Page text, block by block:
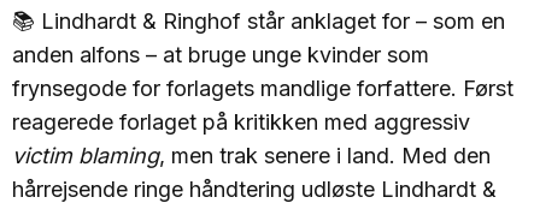
📚 Lindhardt & Ringhof står anklaget for – som en
anden alfons – at bruge unge kvinder som
frynsegode for forlagets mandlige forfattere. Først
reagerede forlaget på kritikken med aggressiv
victim blaming, men trak senere i land. Med den
hårrejsende ringe håndtering udløste Lindhardt &